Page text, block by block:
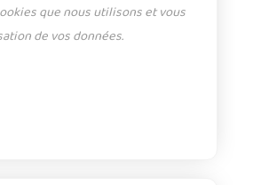
que nous utilisons et vous
de vos données.